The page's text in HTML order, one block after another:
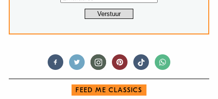
FEED ME CLASSICS